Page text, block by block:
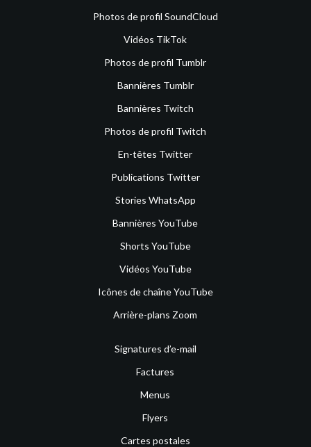
Photos de profil SoundCloud
Vidéos TikTok
Photos de profil Tumblr
Bannières Tumblr
Bannières Twitch
Photos de profil Twitch
En-têtes Twitter
Publications Twitter
Stories WhatsApp
Bannières YouTube
Shorts YouTube
Vidéos YouTube
Icônes de chaîne YouTube
Arrière-plans Zoom
Signatures d’e-mail
Factures
Menus
Flyers
Cartes postales